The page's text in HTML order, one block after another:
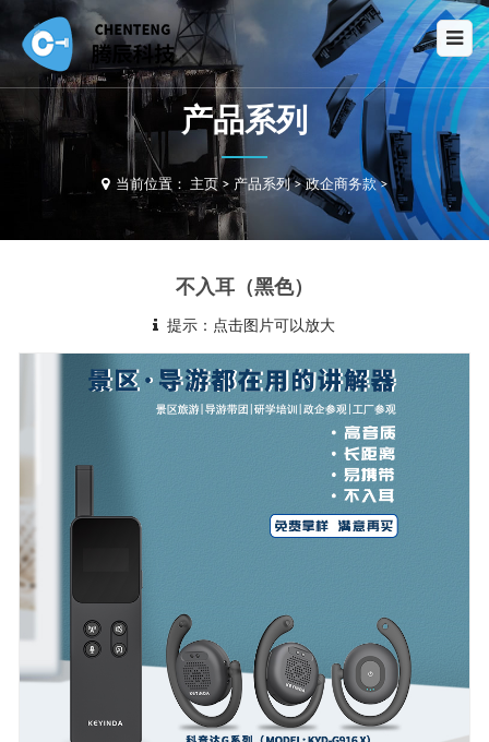
产品系列
当前位置： 主页> 产品系列>政企商务款>
不入耳（黑色）
提示：点击图片可以放大